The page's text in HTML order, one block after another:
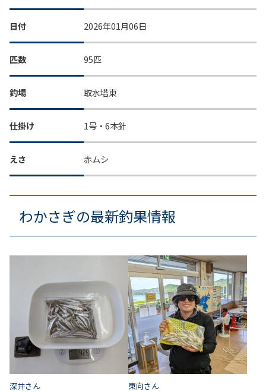
日付 2026年01月06日
匹数 95匹
釣場 取水塔東
仕掛け 1号・6本針
えさ 赤ムシ
わかさぎの最新釣果情報
深井さん
東向さん